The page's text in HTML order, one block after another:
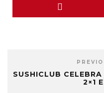
SUSHICLUB
2×1